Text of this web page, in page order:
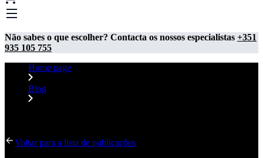
Não sabes o que escolher? Contacta os nossos especialistas +351
935 105 755
Home page
Blog
Voltar para a lista de publicações